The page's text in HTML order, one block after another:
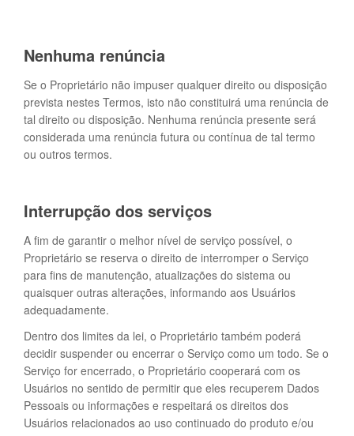
Nenhuma renúncia
Se o Proprietário não impuser qualquer direito ou disposição
prevista nestes Termos, isto não constituirá uma renúncia de
tal direito ou disposição. Nenhuma renúncia presente será
considerada uma renúncia futura ou contínua de tal termo
ou outros termos.
Interrupção dos serviços
A fim de garantir o melhor nível de serviço possível, o
Proprietário se reserva o direito de interromper o Serviço
para fins de manutenção, atualizações do sistema ou
quaisquer outras alterações, informando aos Usuários
adequadamente.
Dentro dos limites da lei, o Proprietário também poderá
decidir suspender ou encerrar o Serviço como um todo. Se o
Serviço for encerrado, o Proprietário cooperará com os
Usuários no sentido de permitir que eles recuperem Dados
Pessoais ou informações e respeitará os direitos dos
Usuários relacionados ao uso continuado do produto e/ou